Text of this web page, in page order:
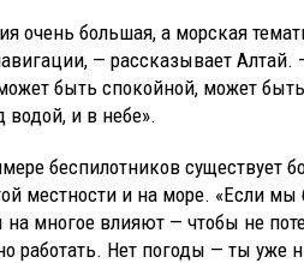
очень большая, а морская
— рассказывает
быть спокойной, может
и в небе».
беспилотников существует
местности и на море. «Если
на многое влияют — чтобы не
работать. Нет погоды — ты уже